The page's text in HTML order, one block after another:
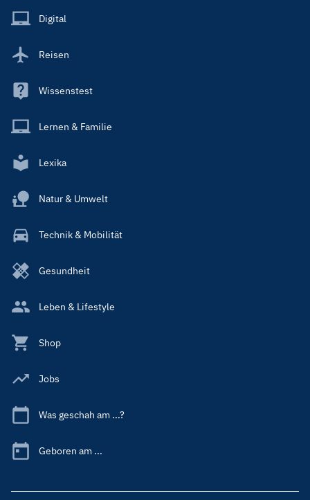
Main
Digital
Reisen
Wissenstest
Lernen & Familie
Lexika
Natur & Umwelt
Technik & Mobilität
Gesundheit
Leben & Lifestyle
Shop
Jobs
Was geschah am ...?
Geboren am ...